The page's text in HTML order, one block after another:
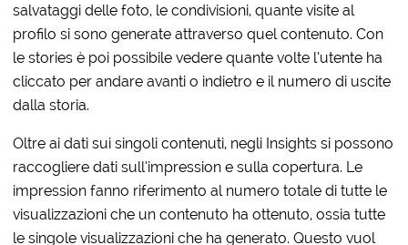
salvataggi delle foto, le condivisioni, quante visite al
profilo si sono generate attraverso quel contenuto. Con
le stories è poi possibile vedere quante volte l’utente ha
cliccato per andare avanti o indietro e il numero di uscite
dalla storia.
Oltre ai dati sui singoli contenuti, negli Insights si possono
raccogliere dati sull’impression e sulla copertura. Le
impression fanno riferimento al numero totale di tutte le
visualizzazioni che un contenuto ha ottenuto, ossia tutte
le singole visualizzazioni che ha generato. Questo vuol